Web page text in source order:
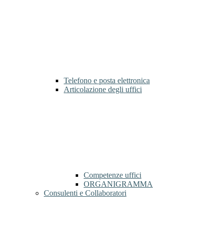
Telefono e posta elettronica
Articolazione degli uffici
Competenze uffici
ORGANIGRAMMA
Consulenti e Collaboratori